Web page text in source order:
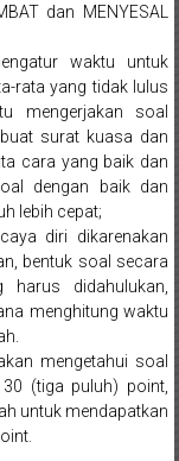
dan MENYESAL
waktu untuk
rata yang tidak lulus
mengerjakan soal
surat kuasa dan
cara yang baik dan
dengan baik dan
lebih cepat;
diri dikarenakan
bentuk soal secara
didahulukan,
menghitung waktu
mengetahui soal
(tiga puluh) point,
untuk mendapatkan